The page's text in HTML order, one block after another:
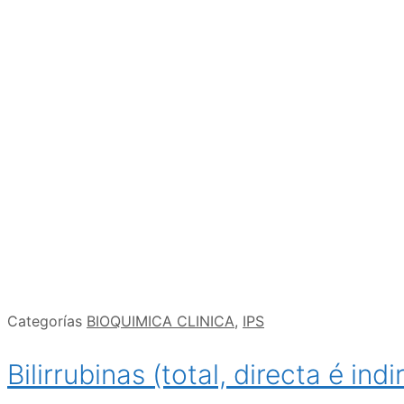
Categorías BIOQUIMICA CLINICA, IPS
Bilirrubinas (total, directa é